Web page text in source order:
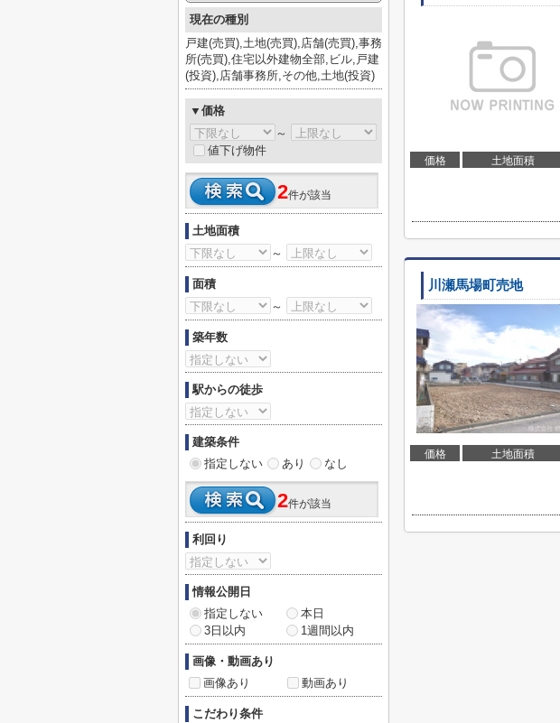
価格 土地面積
川瀬馬場町売地
価格 土地面積
現在の種別
戸建(売買),土地(売買),店舗(売買),事務
所(売買),住宅以外建物全部,ビル,戸建
(投資),店舗事務所,その他,土地(投資)
▼価格
～
値下げ物件
2件が該当
土地面積
～
面積
～
築年数
駅からの徒歩
建築条件
指定しない
あり なし
2件が該当
利回り
情報公開日
指定しない
本日
3日以内
1週間以内
画像・動画あり
画像あり
動画あり
こだわり条件